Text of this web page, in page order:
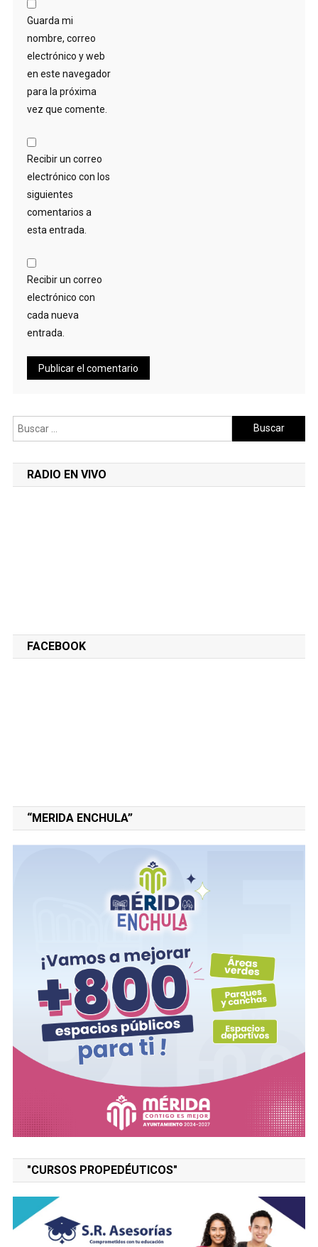
Guarda mi
nombre, correo
electrónico y web
en este navegador
para la próxima
vez que comente.
Recibir un correo
electrónico con los
siguientes
comentarios a
esta entrada.
Recibir un correo
electrónico con
cada nueva
entrada.
Buscar:
RADIO EN VIVO
FACEBOOK
“MERIDA ENCHULA”
"CURSOS PROPEDÉUTICOS"